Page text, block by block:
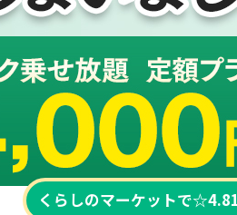
くらしのマーケットで